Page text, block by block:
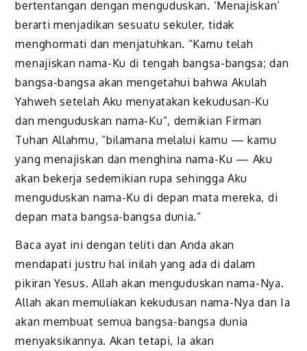
bertentangan dengan menguduskan. ‘Menajiskan’
berarti menjadikan sesuatu sekuler, tidak
menghormati dan menjatuhkan. “Kamu telah
menajiskan nama-Ku di tengah bangsa-bangsa; dan
bangsa-bangsa akan mengetahui bahwa Akulah
Yahweh setelah Aku menyatakan kekudusan-Ku
dan menguduskan nama-Ku”, demikian Firman
Tuhan Allahmu, “bilamana melalui kamu — kamu
yang menajiskan dan menghina nama-Ku — Aku
akan bekerja sedemikian rupa sehingga Aku
menguduskan nama-Ku di depan mata mereka, di
depan mata bangsa-bangsa dunia.”
Baca ayat ini dengan teliti dan Anda akan
mendapati justru hal inilah yang ada di dalam
pikiran Yesus. Allah akan menguduskan nama-Nya.
Allah akan memuliakan kekudusan nama-Nya dan Ia
akan membuat semua bangsa-bangsa dunia
menyaksikannya. Akan tetapi, Ia akan